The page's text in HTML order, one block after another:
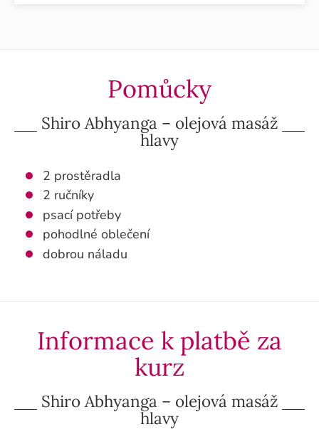
Pomůcky
Shiro Abhyanga – olejová masáž
hlavy
2 prostěradla
2 ručníky
psací potřeby
pohodlné oblečení
dobrou náladu
Informace k platbě za
kurz
Shiro Abhyanga – olejová masáž
hlavy